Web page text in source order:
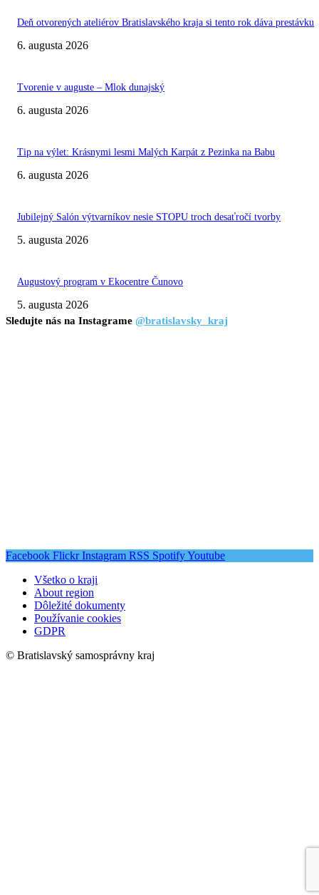
Deň otvorených ateliérov Bratislavského kraja si tento rok dáva prestávku
6. augusta 2026
Tvorenie v auguste – Mlok dunajský
6. augusta 2026
Tip na výlet: Krásnymi lesmi Malých Karpát z Pezinka na Babu
6. augusta 2026
Jubilejný Salón výtvarníkov nesie STOPU troch desaťročí tvorby
5. augusta 2026
Augustový program v Ekocentre Čunovo
5. augusta 2026
Sledujte nás na Instagrame @bratislavsky_kraj
Facebook Flickr Instagram RSS SpotifyYoutube
Všetko o kraji
About region
Dôležité dokumenty
Používanie cookies
GDPR
© Bratislavský samosprávny kraj